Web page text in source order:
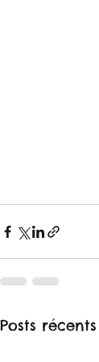
Posts récents